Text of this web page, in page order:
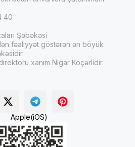
40
Şəbəkəsi
fəaliyyət göstərən ən böyük
xanım Nigar Köçərlidir.
Apple(iOS)